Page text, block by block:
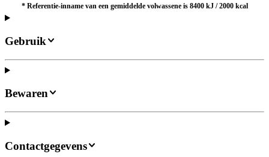
* Referentie-inname van een gemiddelde volwassene is 8400 kJ / 2000 kcal
Gebruik
Bewaren
Contactgegevens